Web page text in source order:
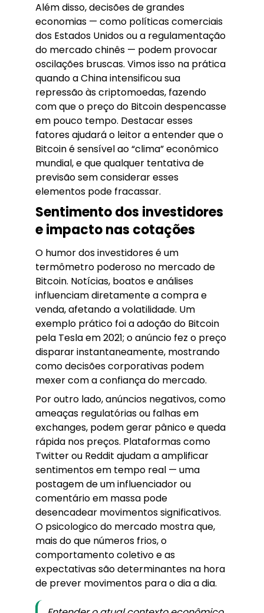
Além disso, decisões de grandes
economias — como políticas comerciais
dos Estados Unidos ou a regulamentação
do mercado chinês — podem provocar
oscilações bruscas. Vimos isso na prática
quando a China intensificou sua
repressão às criptomoedas, fazendo
com que o preço do Bitcoin despencasse
em pouco tempo. Destacar esses
fatores ajudará o leitor a entender que o
Bitcoin é sensível ao “clima” econômico
mundial, e que qualquer tentativa de
previsão sem considerar esses
elementos pode fracassar.
Sentimento dos investidores
e impacto nas cotações
O humor dos investidores é um
termômetro poderoso no mercado de
Bitcoin. Notícias, boatos e análises
influenciam diretamente a compra e
venda, afetando a volatilidade. Um
exemplo prático foi a adoção do Bitcoin
pela Tesla em 2021; o anúncio fez o preço
disparar instantaneamente, mostrando
como decisões corporativas podem
mexer com a confiança do mercado.
Por outro lado, anúncios negativos, como
ameaças regulatórias ou falhas em
exchanges, podem gerar pânico e queda
rápida nos preços. Plataformas como
Twitter ou Reddit ajudam a amplificar
sentimentos em tempo real — uma
postagem de um influenciador ou
comentário em massa pode
desencadear movimentos significativos.
O psicologico do mercado mostra que,
mais do que números frios, o
comportamento coletivo e as
expectativas são determinantes na hora
de prever movimentos para o dia a dia.